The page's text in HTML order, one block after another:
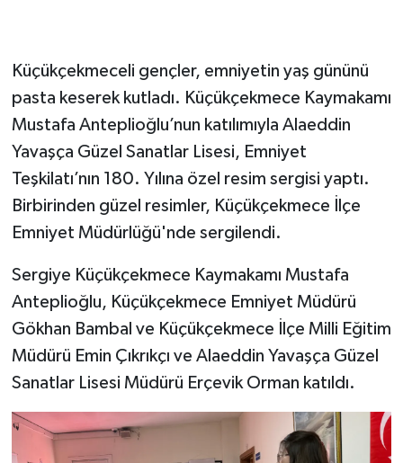
Küçükçekmeceli gençler, emniyetin yaş gününü
pasta keserek kutladı. Küçükçekmece Kaymakamı
Mustafa Anteplioğlu’nun katılımıyla Alaeddin
Yavaşça Güzel Sanatlar Lisesi, Emniyet
Teşkilatı’nın 180. Yılına özel resim sergisi yaptı.
Birbirinden güzel resimler, Küçükçekmece İlçe
Emniyet Müdürlüğü'nde sergilendi.
Sergiye Küçükçekmece Kaymakamı Mustafa
Anteplioğlu, Küçükçekmece Emniyet Müdürü
Gökhan Bambal ve Küçükçekmece İlçe Milli Eğitim
Müdürü Emin Çıkrıkçı ve Alaeddin Yavaşça Güzel
Sanatlar Lisesi Müdürü Erçevik Orman katıldı.